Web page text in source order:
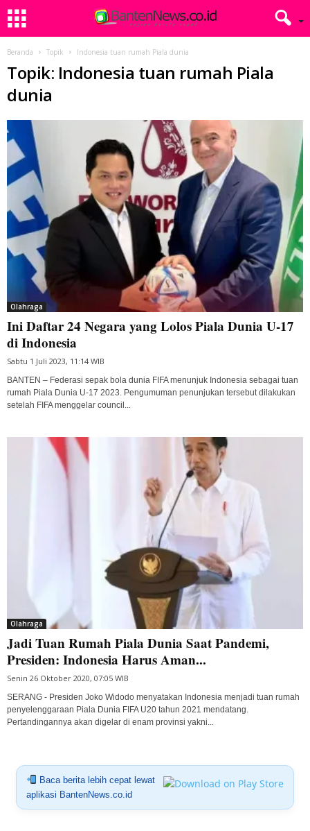
Beranda Topik Indonesia tuan rumah Piala dunia
Topik: Indonesia tuan rumah Piala
dunia
Olahraga
Ini Daftar 24 Negara yang Lolos Piala Dunia U-17
di Indonesia
Sabtu 1 Juli 2023, 11:14 WIB
BANTEN – Federasi sepak bola dunia FIFA menunjuk Indonesia sebagai tuan
rumah Piala Dunia U-17 2023. Pengumuman penunjukan tersebut dilakukan
setelah FIFA menggelar council...
Olahraga
Jadi Tuan Rumah Piala Dunia Saat Pandemi,
Presiden: Indonesia Harus Aman...
Senin 26 Oktober 2020, 07:05 WIB
SERANG - Presiden Joko Widodo menyatakan Indonesia menjadi tuan rumah
penyelenggaraan Piala Dunia FIFA U20 tahun 2021 mendatang.
Pertandingannya akan digelar di enam provinsi yakni...
Baca berita lebih cepat lewat
aplikasi BantenNews.co.id